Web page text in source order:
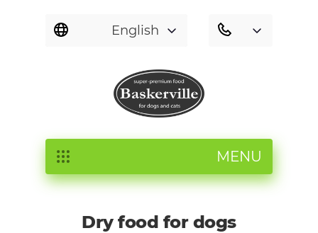
English
MENU
Dry food for dogs